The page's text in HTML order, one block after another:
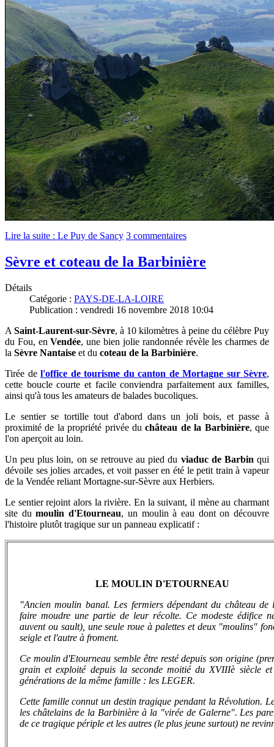
Lire la suite : Le Puy de Sancy 3 commentaires
Sèvre et coteau de la Barbinière
Détails
Catégorie : PAYS-DE-LA-LOIRE
Publication : vendredi 16 novembre 2018 10:04
ASaint-Laurent-sur-Sèvre, à 10 kilomètres à peine du célèbre Puy
du Fou, enVendée, une bien jolie randonnée révèle les charmes de
la Sèvre Nantaise et du coteau de la Barbinière.
Tirée de l'office de tourisme du canton de Mortagne sur Sèvre,
cette boucle courte et facile conviendra parfaitement aux familles,
ainsi qu'à tous les amateurs de balades bucoliques.
Le sentier se tortille tout d'abord dans un joli bois, et passe à
proximité de la propriété privée duchâteau de la Barbinière, que
l'on aperçoit au loin.
Un peu plus loin, on se retrouve au pied du viaduc de Barbin qui
dévoile ses jolies arcades, et voit passer en été le petit train à vapeur
de la Vendée reliant Mortagne-sur-Sèvre aux Herbiers.
Le sentier rejoint alors la rivière. En la suivant, il mène au charmant
site dumoulin d'Etourneau, un moulin à eau dont on découvre
l'histoire plutôt tragique sur un panneau explicatif :
LE MOULIN D'ETOURNEAU
"Ancien moulin banal. Les fermiers dépendant du château
faire moudre une partie de leur récolte. Ce modeste édifice
auvent ou sault), une seule roue à palettes et deux "moulins"
seigle et l'autre à froment.
Ce moulin d'Etourneau semble être resté depuis son origine
grain et exploité depuis la seconde moitié du XVIIIè siècle
générations de la même famille : les LEGER.
Cette famille connut un destin tragique pendant la Révolution.
les châtelains de la Barbinière à la "virée de Galerne". Les
de ce tragique périple et les autres (le plus jeune surtout) ne